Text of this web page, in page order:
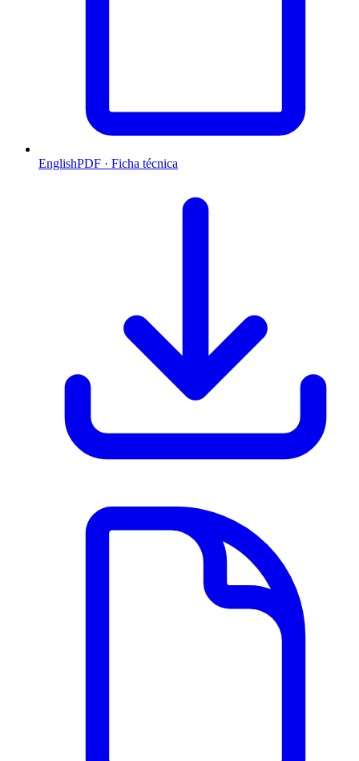
EnglishPDF · Ficha técnica